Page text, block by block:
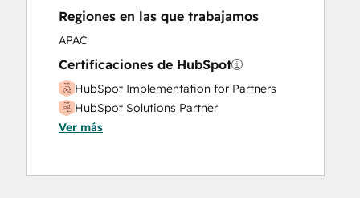
Regiones en las que trabajamos
APAC
Certificaciones de HubSpot
HubSpot Implementation for Partners
HubSpot Solutions Partner
Ver más